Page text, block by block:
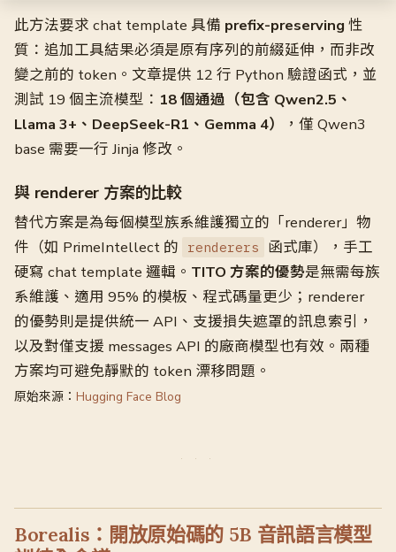
此方法要求 chat template 具備 prefix-preserving 性
質：追加工具結果必須是原有序列的前綴延伸，而非改
變之前的 token。文章提供 12 行 Python 驗證函式，並
測試 19 個主流模型： 18 個通過（包含 Qwen2.5、
Llama 3+、DeepSeek-R1、Gemma 4）
，僅 Qwen3
base 需要一行 Jinja 修改。
與 renderer 方案的比較
替代方案是為每個模型族系維護獨立的「renderer」物
件（如 PrimeIntellect 的
renderers
函式庫），手工
硬寫 chat template 邏輯。 TITO 方案的優勢是無需每族
系維護、適用 95% 的模板、程式碼量更少；renderer
的優勢則是提供統一 API、支援損失遮罩的訊息索引，
以及對僅支援 messages API 的廠商模型也有效。兩種
方案均可避免靜默的 token 漂移問題。
原始來源： Hugging Face Blog
Borealis：開放原始碼的 5B 音訊語言模型